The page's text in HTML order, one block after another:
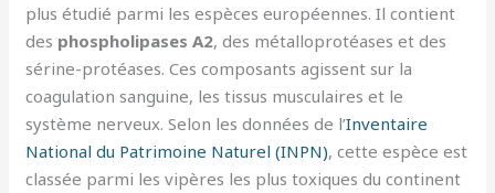
plus étudié parmi les espèces européennes. Il contient
des phospholipases A2, des métalloprotéases et des
sérine-protéases. Ces composants agissent sur la
coagulation sanguine, les tissus musculaires et le
système nerveux. Selon les données de l’Inventaire
National du Patrimoine Naturel (INPN), cette espèce est
classée parmi les vipères les plus toxiques du continent